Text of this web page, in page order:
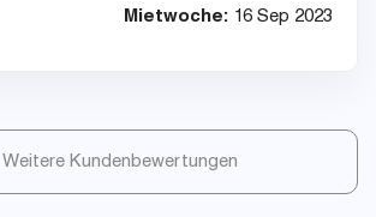
Mietwoche: 16 Sep 2023
Weitere Kundenbewertungen